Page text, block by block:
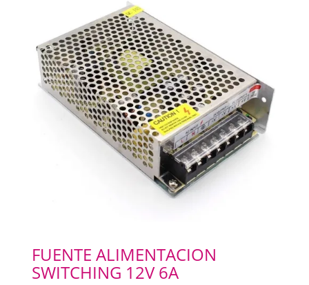
FUENTE ALIMENTACION
SWITCHING 12V 6A